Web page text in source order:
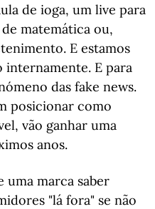
de ioga, um live para
matemática ou,
E estamos
internamente. E para
das fake news.
posicionar como
vão ganhar uma
anos.
uma marca saber
"lá fora" se não